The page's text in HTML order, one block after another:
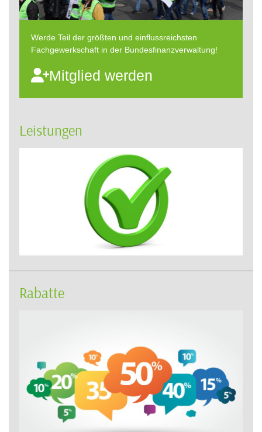
Werde Teil der größten und einflussreichsten
Fachgewerkschaft in der Bundesfinanzverwaltung!
Mitglied werden
Leistungen
Rabatte